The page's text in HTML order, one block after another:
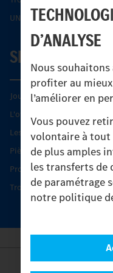
D’ANALYSE
Nous
profiter au
l’améliorer en
Vous pouvez
volontaire à tout
de plus amples
les transferts de
de paramétrage
notre politique
UNI-TOUCH®
SERVICE
Journées diagnostic
L'offre de services Unimog
Les produits phares
Pièces d’origine
Protection et maintien de
Trouver un partenaire